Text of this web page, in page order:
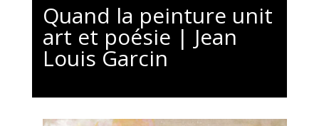
Quand la peinture unit
art et poésie | Jean
Louis Garcin